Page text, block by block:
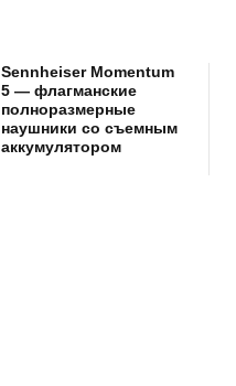
Sennheiser Momentum
5 — флагманские
полноразмерные
наушники со съемным
аккумулятором